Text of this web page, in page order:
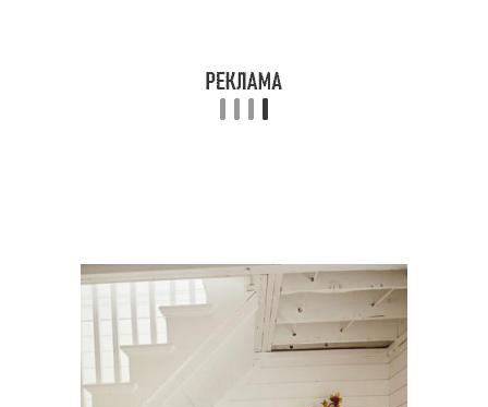
Цвета на помещение
Интерьер в бежевых